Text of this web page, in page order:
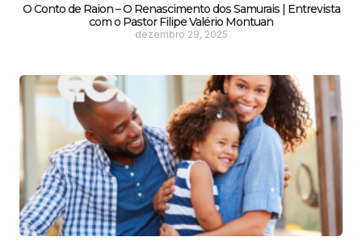
O Conto de Raion – O Renascimento dos Samurais | Entrevista
com o Pastor Filipe Valério Montuan
dezembro 29, 2025